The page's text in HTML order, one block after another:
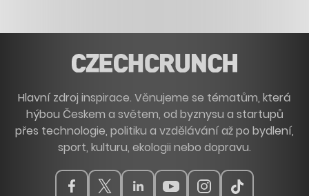
Hlavní zdroj inspirace. Věnujeme se tématům, která
hýbou Českem a světem, od byznysu a startupů
přes technologie, politiku a vzdělávání až po bydlení,
sport, kulturu, ekologii nebo dopravu.